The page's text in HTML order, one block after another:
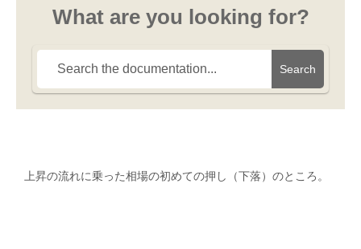
What are you looking for?
Search
上昇の流れに乗った相場の初めての押し（下落）のところ。